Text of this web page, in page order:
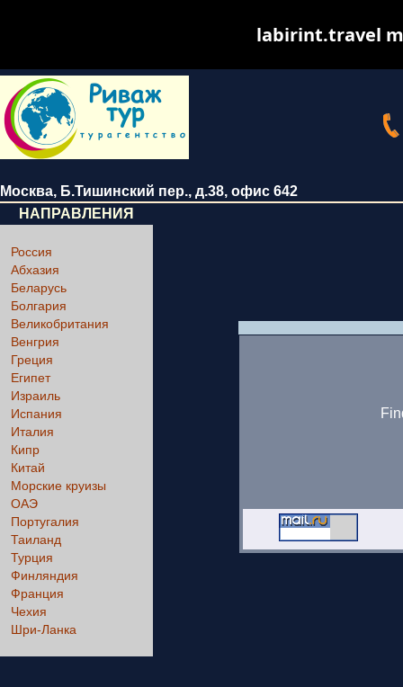
Москва, Б.Тишинский пер., д.38, офис 642
НАПРАВЛЕНИЯ
Россия
Абхазия
Беларусь
Болгария
Великобритания
Венгрия
Греция
Египет
Израиль
Испания
Италия
Кипр
Китай
Морские круизы
ОАЭ
Португалия
Таиланд
Турция
Финляндия
Франция
Чехия
Шри-Ланка
labirint.travel